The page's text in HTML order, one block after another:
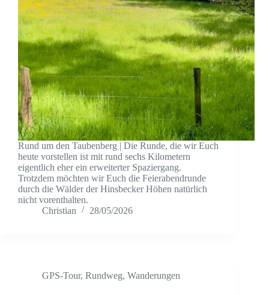
Rund um den Taubenberg | Die Runde, die wir Euch
heute vorstellen ist mit rund sechs Kilometern
eigentlich eher ein erweiterter Spaziergang.
Trotzdem möchten wir Euch die Feierabendrunde
durch die Wälder der Hinsbecker Höhen natürlich
nicht vorenthalten.
Christian
28/05/2026
GPS-Tour, Rundweg, Wanderungen